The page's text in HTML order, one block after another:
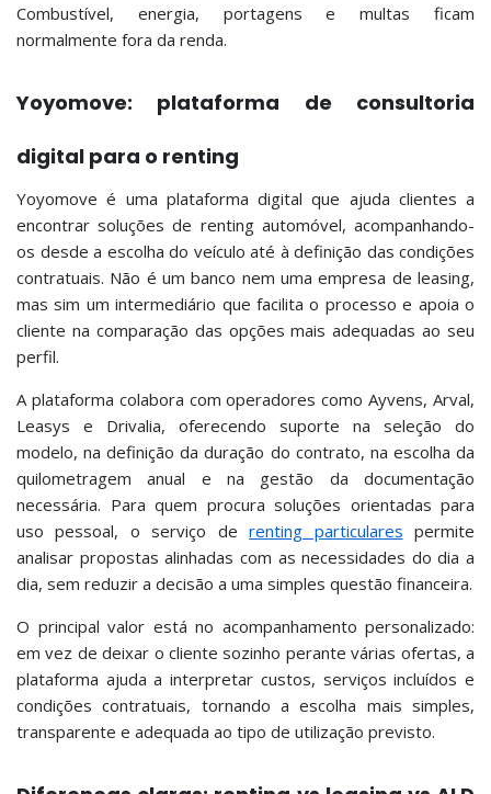
Combustível, energia, portagens e multas ficam
normalmente fora da renda.
Yoyomove: plataforma de consultoria
digital para o renting
Yoyomove é uma plataforma digital que ajuda clientes a
encontrar soluções de renting automóvel, acompanhando-
os desde a escolha do veículo até à definição das condições
contratuais. Não é um banco nem uma empresa de leasing,
mas sim um intermediário que facilita o processo e apoia o
cliente na comparação das opções mais adequadas ao seu
perfil.
A plataforma colabora com operadores como Ayvens, Arval,
Leasys e Drivalia, oferecendo suporte na seleção do
modelo, na definição da duração do contrato, na escolha da
quilometragem anual e na gestão da documentação
necessária. Para quem procura soluções orientadas para
uso pessoal, o serviço derenting particulares permite
analisar propostas alinhadas com as necessidades do dia a
dia, sem reduzir a decisão a uma simples questão financeira.
O principal valor está no acompanhamento personalizado:
em vez de deixar o cliente sozinho perante várias ofertas, a
plataforma ajuda a interpretar custos, serviços incluídos e
condições contratuais, tornando a escolha mais simples,
transparente e adequada ao tipo de utilização previsto.